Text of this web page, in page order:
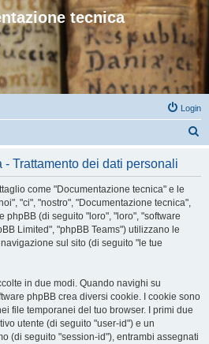
tecnica
Login
Trattamento dei dati personali
come "Documentazione tecnica" e le
"ci", "nostro", "Documentazione tecnica",
phpBB (di seguito "loro", "loro", "software
Limited", "phpBB Teams") utilizzano le
sul sito (di seguito "le tue
in due modi. Quando navighi su
phpBB crea diversi cookie. I cookie sono
file temporanei del tuo browser. I primi due
utente (di seguito "user-id") e un
(di seguito "session-id"), entrambi assegnati